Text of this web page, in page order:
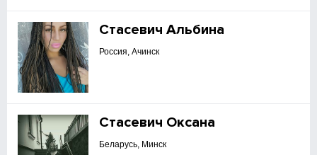
Стасевич Альбина
Россия, Ачинск
Стасевич Оксана
Беларусь, Минск